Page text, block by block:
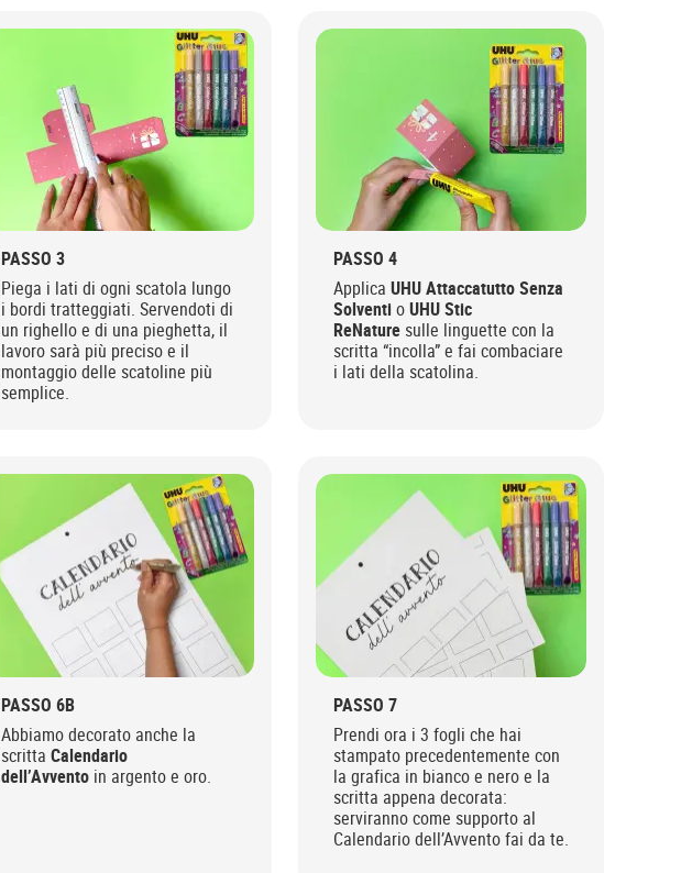
PASSO 3
Piega i lati di ogni scatola lungo
i bordi tratteggiati. Servendoti di
un righello e di una pieghetta, il
lavoro sarà più preciso e il
montaggio delle scatoline più
semplice.
PASSO 4
Applica UHU Attaccatutto Senza
SolventioUHU Stic
ReNature sulle linguette con la
scritta “incolla” e fai combaciare
i lati della scatolina.
PASSO 6B
Abbiamo decorato anche la
scritta Calendario
dell’Avvento in argento e oro.
PASSO 7
Prendi ora i 3 fogli che hai
stampato precedentemente con
la grafica in bianco e nero e la
scritta appena decorata:
serviranno come supporto al
Calendario dell’Avvento fai da te.